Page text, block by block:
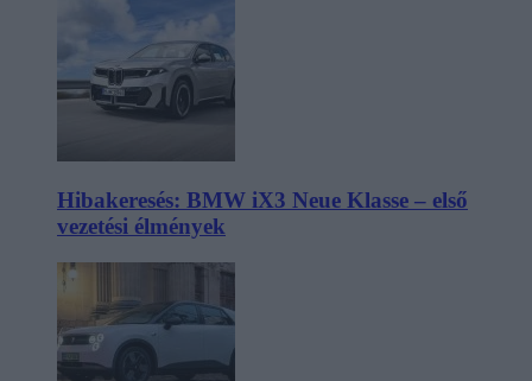
Hibakeresés: BMW iX3 Neue Klasse – első
vezetési élmények